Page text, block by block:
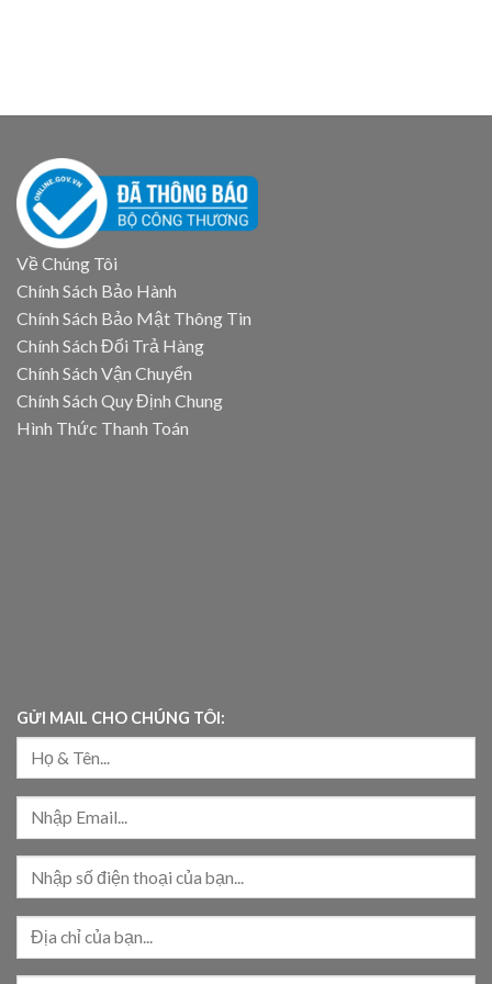
Về Chúng Tôi
Chính Sách Bảo Hành
Chính Sách Bảo Mật Thông Tin
Chính Sách Đổi Trả Hàng
Chính Sách Vận Chuyển
Chính Sách Quy Định Chung
Hình Thức Thanh Toán
GỬI MAIL CHO CHÚNG TÔI: